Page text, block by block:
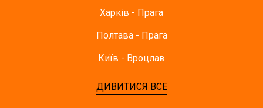
Харків - Прага
Полтава - Прага
Київ - Вроцлав
ДИВИТИСЯ ВСЕ